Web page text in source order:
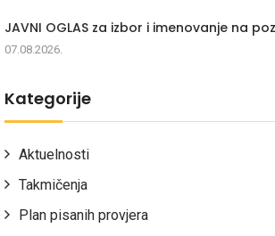
JAVNI OGLAS za izbor i imenovanje na
07.08.2026.
Kategorije
Aktuelnosti
Takmičenja
Plan pisanih provjera